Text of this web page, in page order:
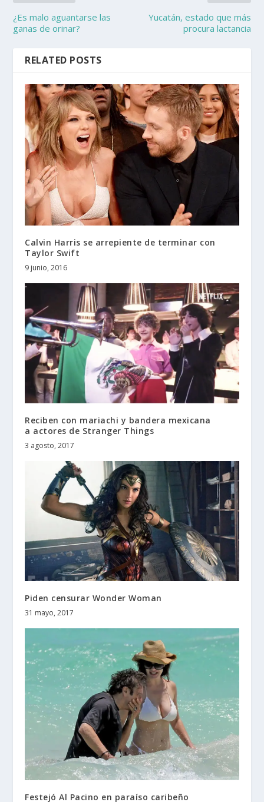
¿Es malo aguantarse las
ganas de orinar?
Yucatán, estado que más
procura lactancia
RELATED POSTS
Calvin Harris se arrepiente de terminar con
Taylor Swift
9 junio, 2016
Reciben con mariachi y bandera mexicana
a actores de Stranger Things
3 agosto, 2017
Piden censurar Wonder Woman
31 mayo, 2017
Festejó Al Pacino en paraíso caribeño